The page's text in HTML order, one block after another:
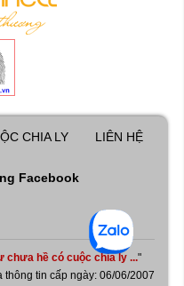
CHIA LY LIÊN HỆ
Facebook
chưa hề có cuộc chia ly ..."
thông tin cấp ngày: 06/06/2007